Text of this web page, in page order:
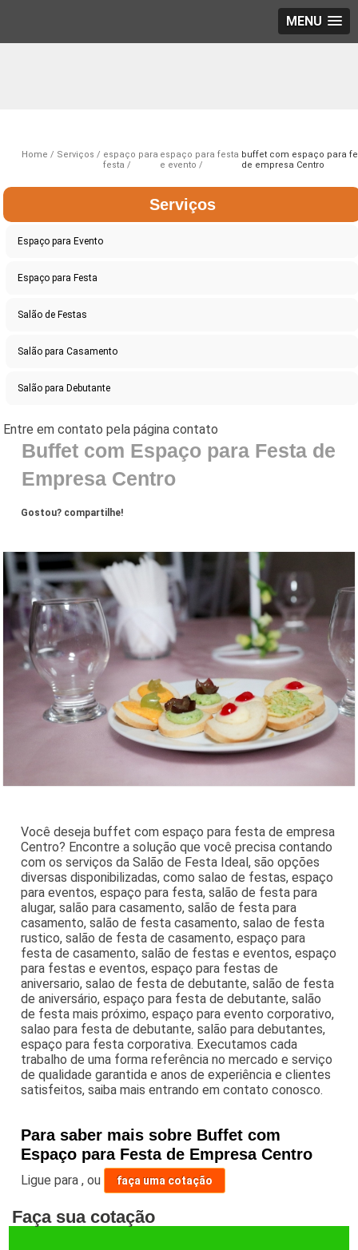
MENU
Home Serviços
espaço para
festa
espaço para festa
e evento
buffet com espaço para
de empresa Centro
Serviços
Espaço para Evento
Espaço para Festa
Salão de Festas
Salão para Casamento
Salão para Debutante
Buffet com Espaço para Festa de
Empresa Centro
Gostou? compartilhe!
Você deseja buffet com espaço para festa de empresa
Centro? Encontre a solução que você precisa contando
com os serviços da Salão de Festa Ideal, são opções
diversas disponibilizadas, como salao de festas, espaço
para eventos, espaço para festa, salão de festa para
alugar, salão para casamento, salão de festa para
casamento, salão de festa casamento, salao de festa
rustico, salão de festa de casamento, espaço para
festa de casamento, salão de festas e eventos, espaço
para festas e eventos, espaço para festas de
aniversario, salao de festa de debutante, salão de festa
de aniversário, espaço para festa de debutante, salão
de festa mais próximo, espaço para evento corporativo,
salao para festa de debutante, salão para debutantes,
espaço para festa corporativa. Executamos cada
trabalho de uma forma referência no mercado e serviço
de qualidade garantida e anos de experiência e clientes
satisfeitos, saiba mais entrando em contato conosco.
Para saber mais sobre Buffet com
Espaço para Festa de Empresa Centro
Ligue para,ou faça uma cotação
Faça sua cotação